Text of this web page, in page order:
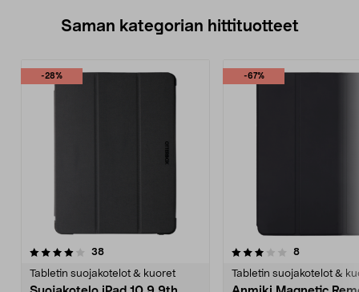
Saman kategorian hittituotteet
-28%
38arvostelut
Tabletin suojakotelot & kuoret
-67%
3.5 viidestä
8arvostelut
Tabletin suojakotelot &
4.0 viidestä